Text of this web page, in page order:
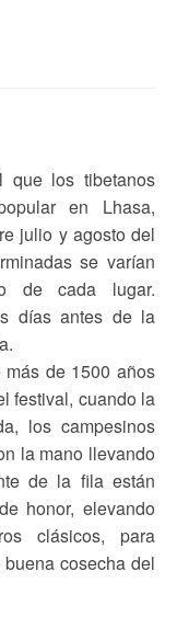
que los tibetanos
en Lhasa,
julio y agosto del
se varían
de cada lugar.
días antes de la
de 1500 años
festival, cuando la
los campesinos
la mano llevando
de la fila están
honor, elevando
clásicos, para
cosecha del